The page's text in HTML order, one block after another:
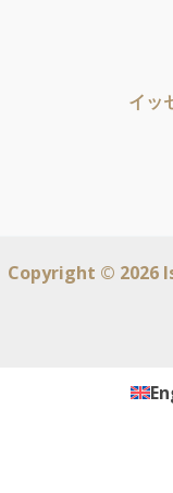
イッ
Copyright © 2026